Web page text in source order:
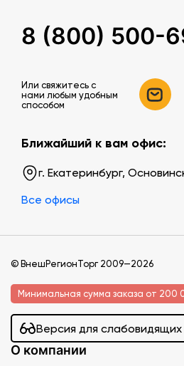
8 (800) 500-
Или свяжитесь c
нами любым удобным
способом
Ближайший к вам офис:
г. Екатеринбург,
Все офисы
© ВнешРегионТорг 2009—2026
Минимальная сумма заказа от 200
Версия для слабовидящих
О компании